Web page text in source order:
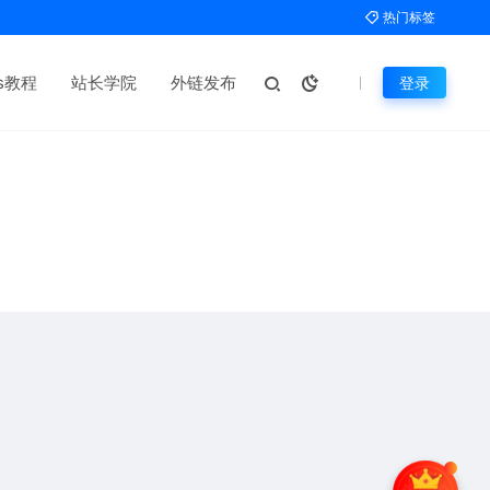
热门标签
程 站长学院 外链发布 登录